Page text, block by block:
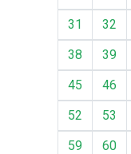
31
32
38
39
45
46
52
53
59
60